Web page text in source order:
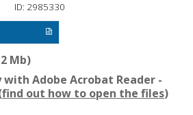
ID: 2985330
Mb)
Adobe Acrobat Reader -
find out how to open the files)